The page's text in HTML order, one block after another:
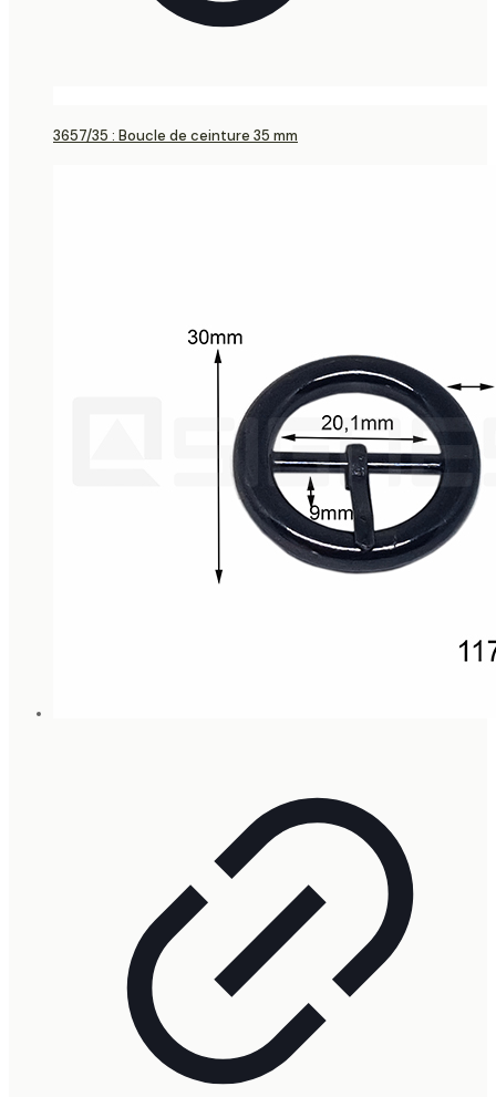
3657/35 : Boucle de ceinture 35 mm